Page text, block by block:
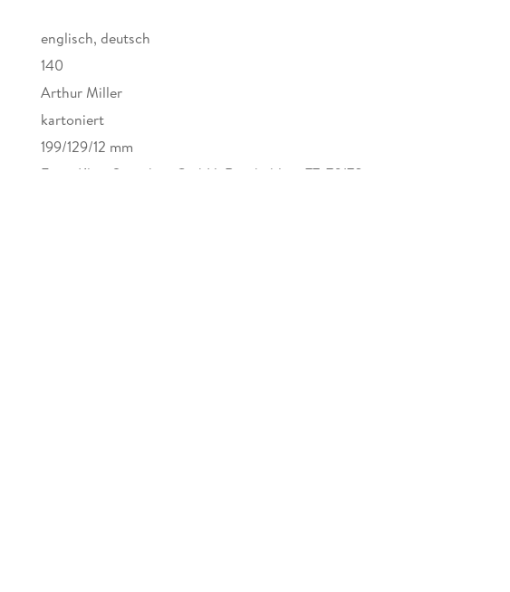
englisch, deutsch
140
Arthur Miller
kartoniert
199/129/12 mm
Ernst Klett Sprachen GmbH, Rotebühlstr. 77, 70178